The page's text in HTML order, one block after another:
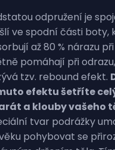
odpružení je
ve spodní části boty,
až 80 % nárazu
pomáhají při
tzv. rebound efekt.
efektu šetříte
a klouby vašeho
tvar podrážky
pohybovat se